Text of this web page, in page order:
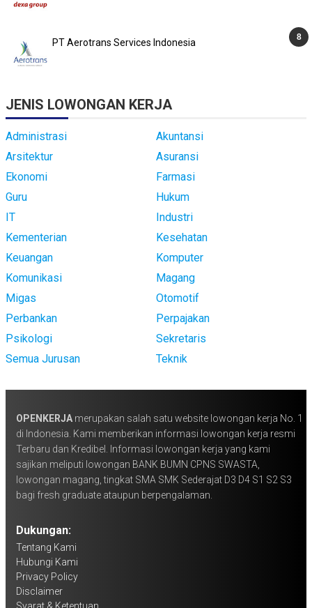
PT Aerotrans Services Indonesia
JENIS LOWONGAN KERJA
Administrasi
Akuntansi
Arsitektur
Asuransi
Ekonomi
Farmasi
Guru
Hukum
IT
Industri
Kementerian
Kesehatan
Keuangan
Komputer
Komunikasi
Magang
Migas
Otomotif
Perbankan
Perpajakan
Psikologi
Sekretaris
Semua Jurusan
Teknik
OPENKERJA merupakan salah satu website lowongan kerja No. 1
di Indonesia. Kami memberikan informasi lowongan kerja resmi
Terbaru dan Kredibel. Informasi lowongan kerja yang kami
sajikan meliputi lowongan BANK BUMN CPNS SWASTA,
lowongan magang, tingkat SMA SMK Sederajat D3 D4 S1 S2 S3
bagi fresh graduate ataupun berpengalaman.
Dukungan:
Tentang Kami
Hubungi Kami
Privacy Policy
Disclaimer